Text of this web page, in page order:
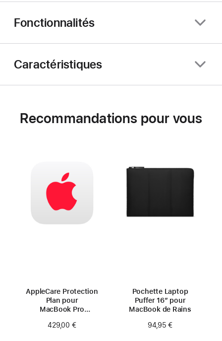
Fonctionnalités
Caractéristiques
Recommandations pour vous
AppleCare Protection
Plan pour
MacBook Pro
(M4 Pro/M4 Max)
429,00 €
Pochette Laptop
Puffer 16″ pour
MacBook de Rains
94,95 €